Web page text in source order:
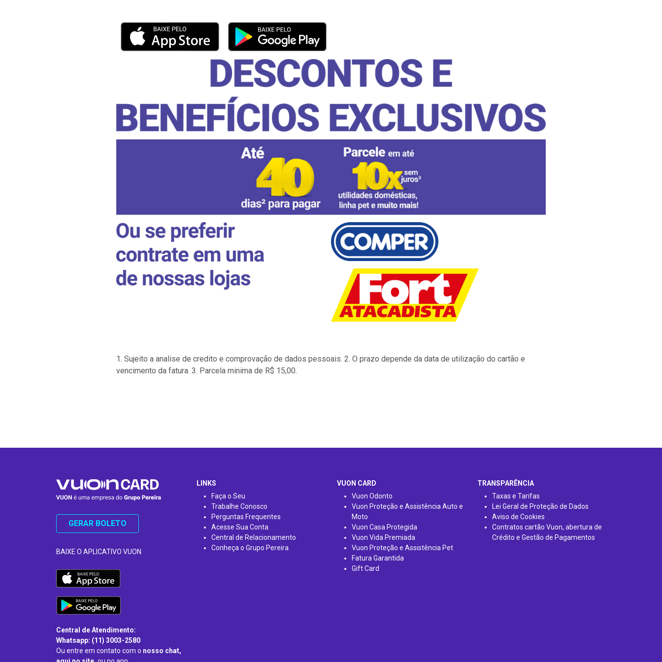
1. Sujeito a analise de credito e comprovação de dados pessoais. 2. O prazo depende da data de utilização do cartão e
vencimento da fatura. 3. Parcela minima de R$ 15,00.
GERAR BOLETO
BAIXE O APLICATIVO VUON
Central de Atendimento:
Whatsapp: (11) 3003-2580
Ou entre em contato com o nosso chat,
LINKS
Faça o Seu
Trabalhe Conosco
Perguntas Frequentes
Acesse Sua Conta
Central de Relacionamento
Conheça o Grupo Pereira
VUON CARD
Vuon Odonto
Vuon Proteção e Assistência Auto e
Moto
Vuon Casa Protegida
Vuon Vida Premiada
Vuon Proteção e Assistência Pet
Fatura Garantida
Gift Card
TRANSPARÊNCIA
Taxas e Tarifas
Lei Geral de Proteção de Dados
Aviso de Cookies
Contratos cartão Vuon, abertura de
Crédito e Gestão de Pagamentos